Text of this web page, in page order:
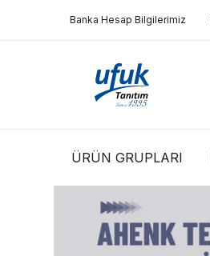
Banka Hesap Bilgilerimiz
ÜRÜN GRUPLARI